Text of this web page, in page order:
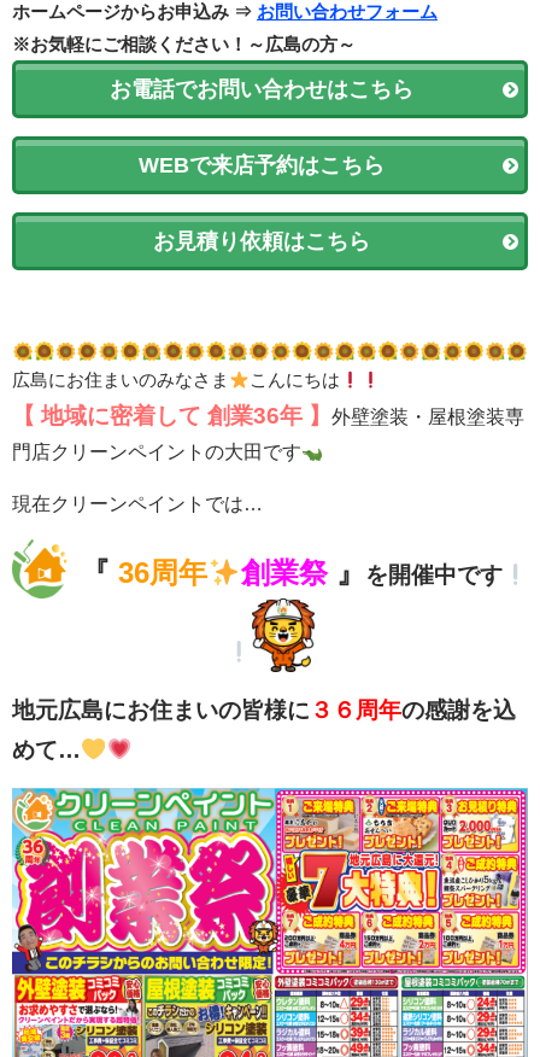
ホームページからお申込み ⇒ お問い合わせフォーム
※お気軽にご相談ください！～広島の方～
お電話でお問い合わせはこちら
WEBで来店予約はこちら
お見積り依頼はこちら
広島にお住まいのみなさま こんにちは
【 地域に密着して 創業36年 】
外壁塗装・屋根塗装専
門店クリーンペイントの大田です
現在クリーンペイントでは…
『36周年 創業祭 』 を開催中です
地元広島にお住まいの皆様に ３６周年の感謝を込
めて…